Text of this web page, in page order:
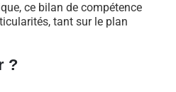
ce bilan de compétence
tant sur le plan
?